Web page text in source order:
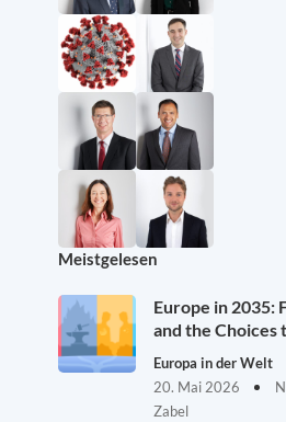
Meistgelesen
Europe in 2035:
and the
Europa in der Welt
20. Mai 2026
Zabel